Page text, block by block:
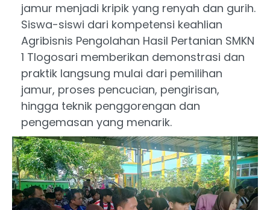
jamur menjadi kripik yang renyah dan gurih.
Siswa-siswi dari kompetensi keahlian
Agribisnis Pengolahan Hasil Pertanian SMKN
1 Tlogosari memberikan demonstrasi dan
praktik langsung mulai dari pemilihan
jamur, proses pencucian, pengirisan,
hingga teknik penggorengan dan
pengemasan yang menarik.